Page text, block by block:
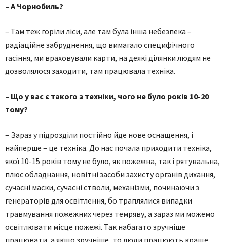
– А Чорнобиль?
– Там теж горіли ліси, але там була інша небезпека –
радіаційне забруднення, що вимагало специфічного
гасіння, ми враховували карти, на деякі ділянки людям не
дозволялося заходити, там працювала техніка.
– Що у вас є такого з техніки, чого не було років 10-20
тому?
– Зараз у підрозділи постійно йде нове оснащення, і
найперше – це техніка. До нас почала приходити техніка,
якої 10-15 років тому не було, як пожежна, так і рятувальна,
плюс обладнання, новітні засоби захисту органів дихання,
сучасні маски, сучасні стволи, механізми, починаючи з
генераторів для освітлення, бо траплялися випадки
травмування пожежних через темряву, а зараз ми можемо
освітлювати місце пожежі. Так набагато зручніше
працювати, а якщо зручніше, то люди працюють краще,